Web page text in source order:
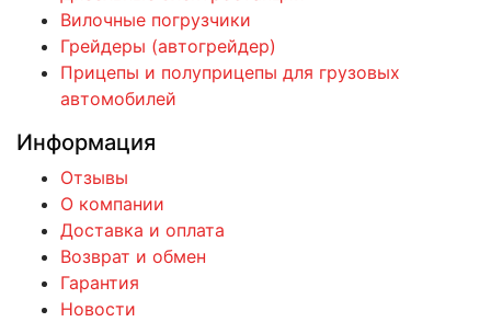
Вилочные погрузчики
Грейдеры (автогрейдер)
Прицепы и полуприцепы для грузовых
автомобилей
Информация
Отзывы
О компании
Доставка и оплата
Возврат и обмен
Гарантия
Новости